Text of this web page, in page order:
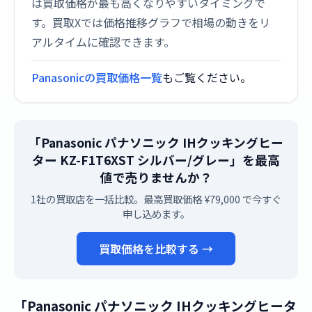
す。買取Xでは価格推移グラフで相場の動きをリ
アルタイムに確認できます。
Panasonicの買取価格一覧もご覧ください。
「Panasonic パナソニック IHクッキングヒー
ター KZ-F1T6XST シルバー/グレー」を最高
値で売りませんか？
1社の買取店を一括比較。最高買取価格 ¥79,000 で今すぐ
申し込めます。
買取価格を比較する →
「Panasonic パナソニック IHクッキングヒータ